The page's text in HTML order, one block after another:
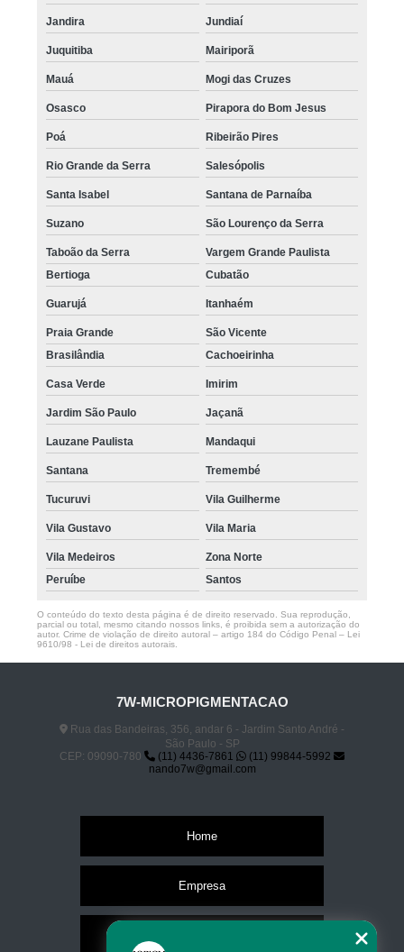
Jandira Jundiaí
Juquitiba Mairiporã
Mauá Mogi das Cruzes
Osasco Pirapora do Bom Jesus
Poá Ribeirão Pires
Rio Grande da Serra Salesópolis
Santa Isabel Santana de Parnaíba
Suzano São Lourenço da Serra
Taboão da Serra
Vargem Grande Paulista
Bertioga
Cubatão
Guarujá Itanhaém
Praia Grande
São Vicente
Brasilândia
Cachoeirinha
Casa Verde Imirim
Jardim São Paulo Jaçanã
Lauzane Paulista Mandaqui
Santana Tremembé
Tucuruvi Vila Guilherme
Vila Gustavo Vila Maria
Vila Medeiros
Zona Norte
Peruíbe
Santos
O conteúdo do texto desta página é de direito reservado. Sua reprodução,
parcial ou total, mesmo citando nossos links, é proibida sem a autorização do
autor. Crime de violação de direito autoral – artigo 184 do Código Penal – Lei
9610/98 - Lei de direitos autorais
7W-MICROPIGMENTACAO
Rua das Bandeiras, 356, andar 6 - Jardim Santo André -
São Paulo - SP
CEP: 09090-780
(11) 4436-7861
(11) 99844-5992
nando7w@gmail.com
Home
Empresa